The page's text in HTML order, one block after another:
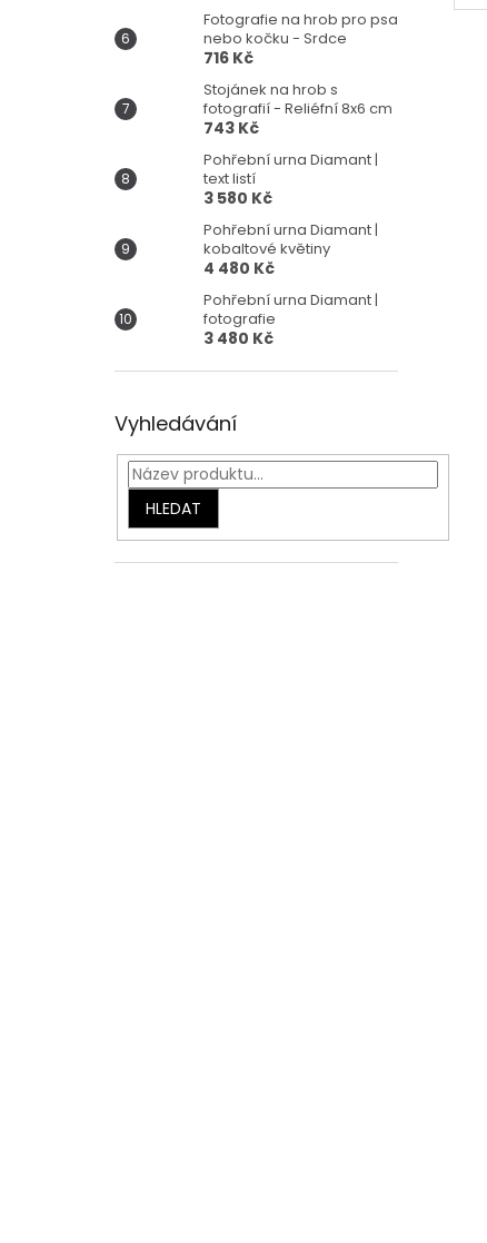
Fotografie na hrob pro psa
nebo kočku - Srdce
716 Kč
Stojánek na hrob s
fotografií - Reliéfní 8x6 cm
743 Kč
Pohřební urna Diamant |
text listí
3 580 Kč
Pohřební urna Diamant |
kobaltové květiny
4 480 Kč
Pohřební urna Diamant |
fotografie
3 480 Kč
Vyhledávání
HLEDAT